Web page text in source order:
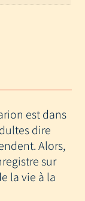
est dans
dire
Alors,
sur
la vie à la